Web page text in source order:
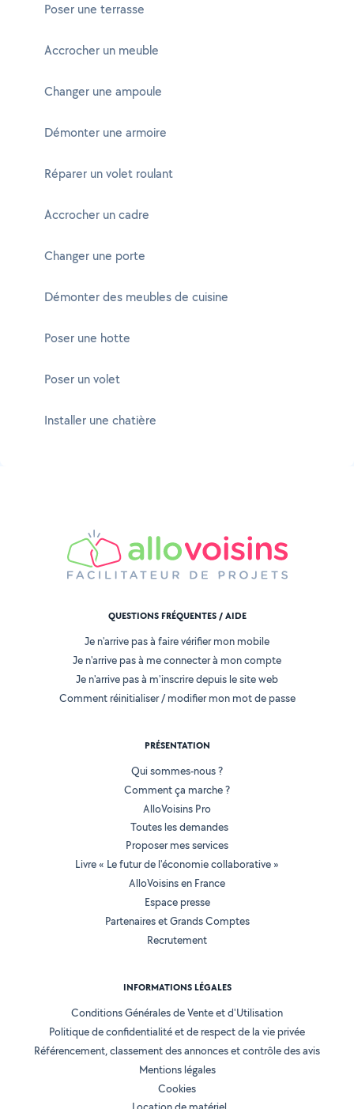
Poser une terrasse
Accrocher un meuble
Changer une ampoule
Démonter une armoire
Réparer un volet roulant
Accrocher un cadre
Changer une porte
Démonter des meubles de cuisine
Poser une hotte
Poser un volet
Installer une chatière
QUESTIONS FRÉQUENTES / AIDE
Je n'arrive pas à faire vérifier mon mobile
Je n'arrive pas à me connecter à mon compte
Je n'arrive pas à m'inscrire depuis le site web
Comment réinitialiser / modifier mon mot de passe
PRÉSENTATION
Qui sommes-nous ?
Comment ça marche ?
AlloVoisins Pro
Toutes les demandes
Proposer mes services
Livre « Le futur de l'économie collaborative »
AlloVoisins en France
Espace presse
Partenaires et Grands Comptes
Recrutement
INFORMATIONS LÉGALES
Conditions Générales de Vente et d'Utilisation
Politique de confidentialité et de respect de la vie privée
Référencement, classement des annonces et contrôle des avis
Mentions légales
Cookies